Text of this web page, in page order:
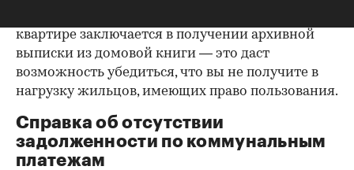
квартире заключается в получении архивной
выписки из домовой книги — это даст
возможность убедиться, что вы не получите в
нагрузку жильцов, имеющих право пользования.
Справка об отсутствии
задолженности по коммунальным
платежам